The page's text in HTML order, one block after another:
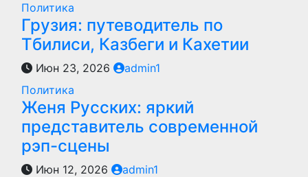
Политика
Грузия: путеводитель по
Тбилиси, Казбеги и Кахетии
Июн 23, 2026
admin1
Политика
Женя Русских: яркий
представитель современной
рэп-сцены
Июн 12, 2026 admin1